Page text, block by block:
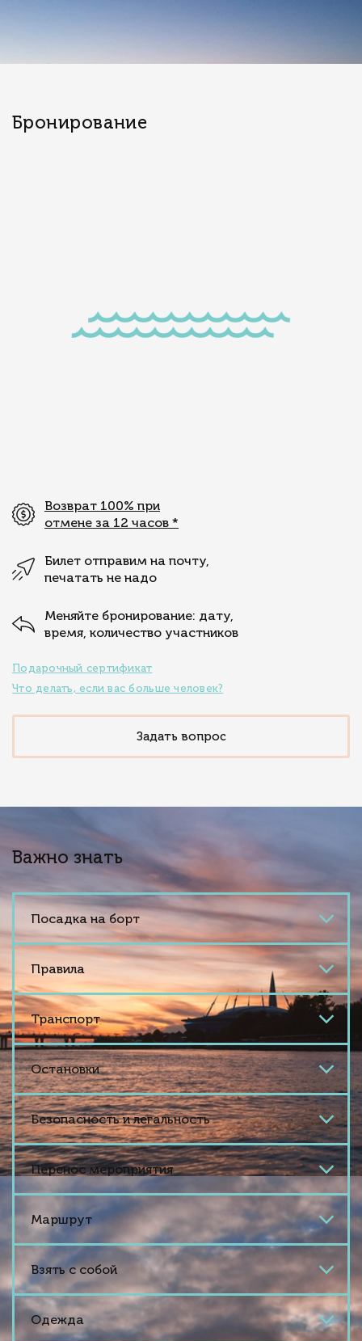
Бронирование
Возврат 100% при
отмене за 12 часов *
Билет отправим на почту,
печатать не надо
Меняйте бронирование: дату,
время, количество участников
Подарочный сертификат
Что делать, если вас больше человек?
Задать вопрос
Важно знать
Посадка на борт
Правила
Транспорт
Остановки
Безопасность и легальность
Перенос мероприятия
Маршрут
Взять с собой
Одежда